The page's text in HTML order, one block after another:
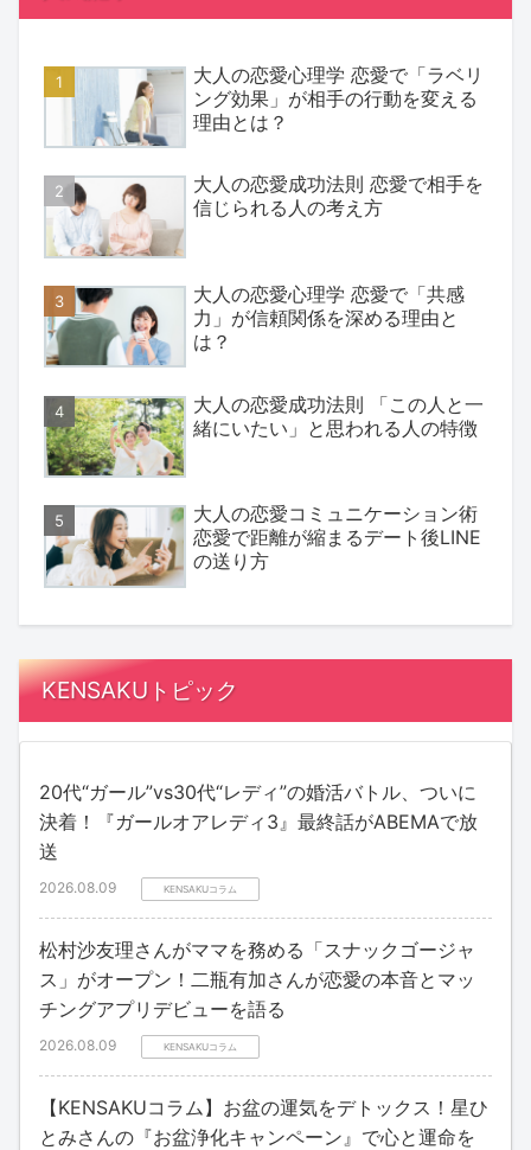
大人の恋愛心理学 恋愛で「ラベリ
ング効果」が相手の行動を変える
理由とは？
大人の恋愛成功法則 恋愛で相手を
信じられる人の考え方
大人の恋愛心理学 恋愛で「共感
力」が信頼関係を深める理由と
は？
大人の恋愛成功法則 「この人と一
緒にいたい」と思われる人の特徴
大人の恋愛コミュニケーション術
恋愛で距離が縮まるデート後LINE
の送り方
KENSAKUトピック
20代“ガール”vs30代“レディ”の婚活バトル、ついに
決着！『ガールオアレディ3』最終話がABEMAで放
送
2026.08.09 KENSAKUコラム
松村沙友理さんがママを務める「スナックゴージャ
ス」がオープン！二瓶有加さんが恋愛の本音とマッ
チングアプリデビューを語る
2026.08.09 KENSAKUコラム
【KENSAKUコラム】お盆の運気をデトックス！星ひ
とみさんの『お盆浄化キャンペーン』で心と運命を